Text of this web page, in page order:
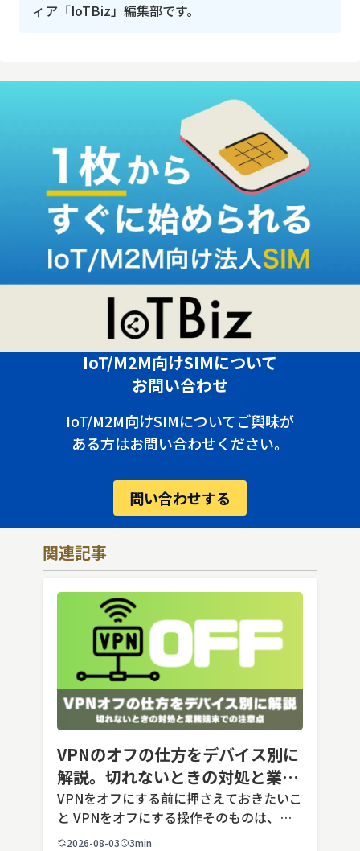
ィア「IoTBiz」編集部です。
IoT/M2M向けSIMについて
お問い合わせ
IoT/M2M向けSIMについてご興味が
ある方はお問い合わせください。
問い合わせする
関連記事
VPNのオフの仕方をデバイス別に
解説。切れないときの対処と業務
端末での注意点
VPNをオフにする前に押さえておきたいこ
と VPNをオフにする操作そのものは、ど
の端末でも数タップから数クリックで完了
2026-08-03 3min